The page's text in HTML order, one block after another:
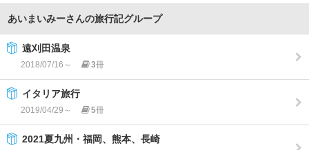
あいまいみーさんの旅行記グループ
遠刈田温泉
2018/07/16～ 3冊
イタリア旅行
2019/04/29～ 5冊
2021夏九州・福岡、熊本、長崎